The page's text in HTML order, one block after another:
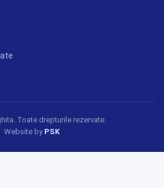
Toate drepturile rezervate.
Website by PSK